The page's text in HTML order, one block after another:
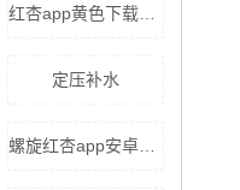
红杏app黄色下载样式
定压补水
螺旋红杏app安卓在线下载